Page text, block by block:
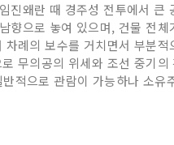
진왜란 때 경주성 전투에서
향으로 놓여 있으며, 건물 전
례의 보수를 거치면서 부분
무의공의 위세와 조선 중기
적으로 관람이 가능하나 소유